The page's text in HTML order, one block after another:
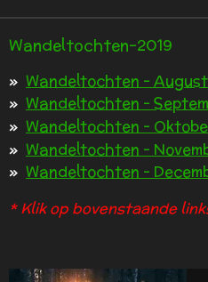
Wandeltochten-2019
Wandeltochten -
Wandeltochten -
Wandeltochten -
Wandeltochten -
Wandeltochten -
* Klik op bovenstaande